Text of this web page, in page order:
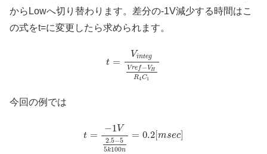
からLowへ切り替わります。差分の-1V減少する時間はこ
の式をt=に変更したら求められます。
t =
Vinteg
Vref−VH
R4C1
今回の例では
t =
−1V
2.5−5
5k100n
= 0.2[ msec]